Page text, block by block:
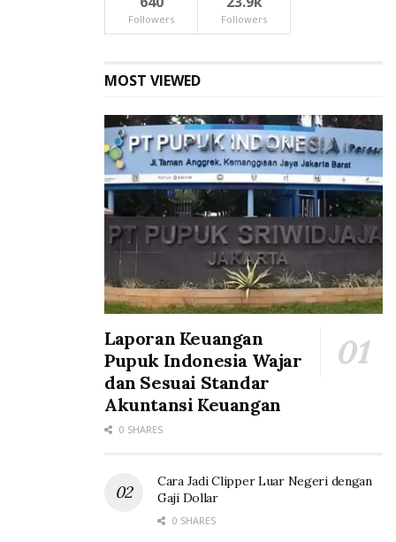
Followers Followers
MOST VIEWED
Laporan Keuangan
Pupuk Indonesia Wajar
dan Sesuai Standar
Akuntansi Keuangan
0 SHARES
Cara Jadi Clipper Luar Negeri dengan
Gaji Dollar
0 SHARES